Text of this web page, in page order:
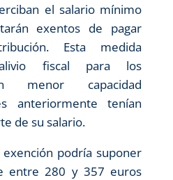
el salario mínimo
exentos de pagar
Esta medida
fiscal para los
menor capacidad
anteriormente tenían
de su salario.
podría suponer
entre 280 y 357 euros